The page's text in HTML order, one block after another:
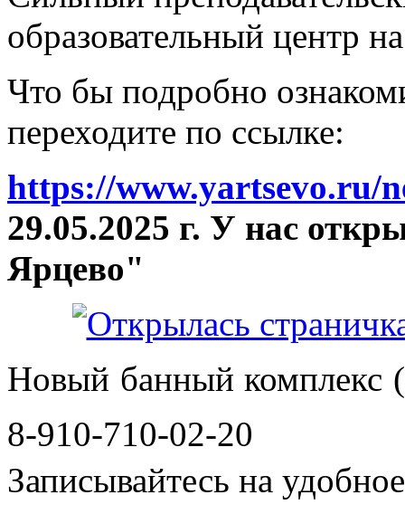
образовательный центр
Что бы подробно
переходите по ссылке:
https://www.yartsevo.ru/
29.05.2025 г. У нас
Ярцево"
Новый банный комплекс
8-910-710-02-20
Записывайтесь на